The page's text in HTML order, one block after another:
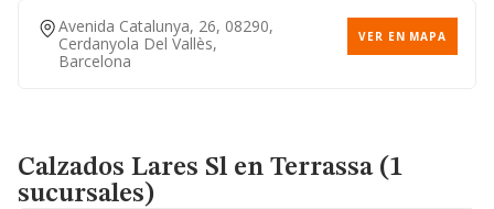
Avenida Catalunya, 26, 08290,
Cerdanyola Del Vallès,
Barcelona
VER EN MAPA
Calzados Lares Sl en Terrassa (1
sucursales)